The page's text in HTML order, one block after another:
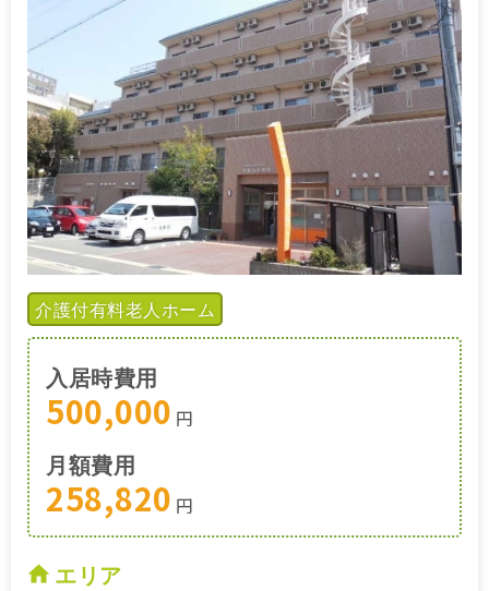
介護付有料老人ホーム
入居時費用
500,000 円
月額費用
258,820 円
エリア